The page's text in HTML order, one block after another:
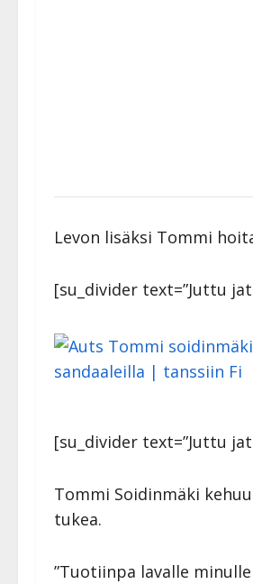
Levon lisäksi Tommi
[su_divider text=”Juttu
[su_divider text=”Juttu
Tommi Soidinmäki
tukea.
”Tuotiinpa lavalle